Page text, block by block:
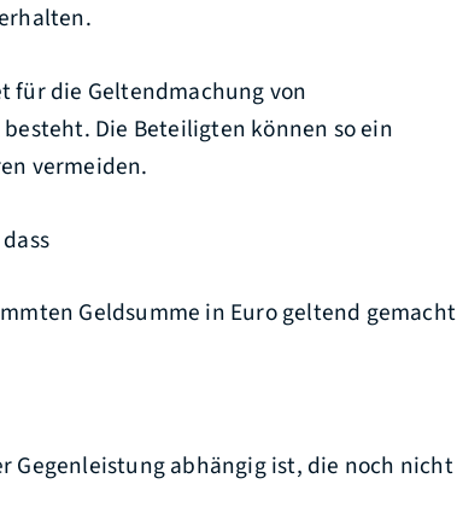
für die Geltendmachung von
Die Beteiligten können so ein
vermeiden.
Geldsumme in Euro geltend gemacht
Gegenleistung abhängig ist, die noch nicht